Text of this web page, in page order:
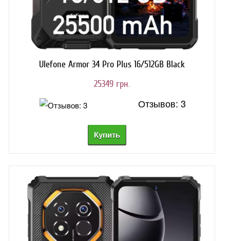
Ulefone Armor 34 Pro Plus 16/512GB Black
25349 грн.
Отзывов: 3